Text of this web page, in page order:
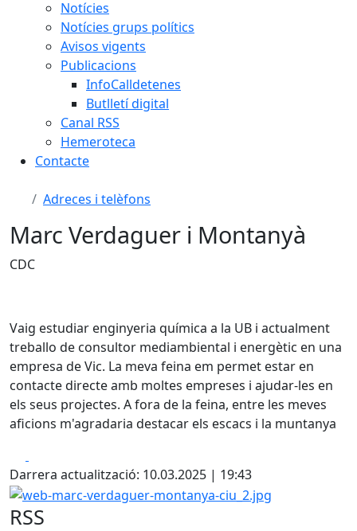
Notícies
Notícies grups polítics
Avisos vigents
Publicacions
InfoCalldetenes
Butlletí digital
Canal RSS
Hemeroteca
Contacte
Adreces i telèfons
Marc Verdaguer i Montanyà
CDC
Vaig estudiar enginyeria química a la UB i actualment
treballo de consultor mediambiental i energètic en una
empresa de Vic. La meva feina em permet estar en
contacte directe amb moltes empreses i ajudar-les en
els seus projectes. A fora de la feina, entre les meves
aficions m'agradaria destacar els escacs i la muntanya
Darrera actualització: 10.03.2025 | 19:43
web-marc-verdaguer-montanya-ciu_2.jpg
RSS